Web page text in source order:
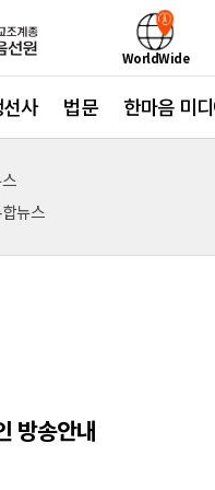
WorldWide
사 법문 한마음 미
뉴스
방송안내